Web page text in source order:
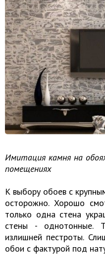
Имитация камня на
помещениях
К выбору обоев с
осторожно. Хорошо
только одна стена
стены - однотонные.
излишней пестроты.
обои с фактурой под